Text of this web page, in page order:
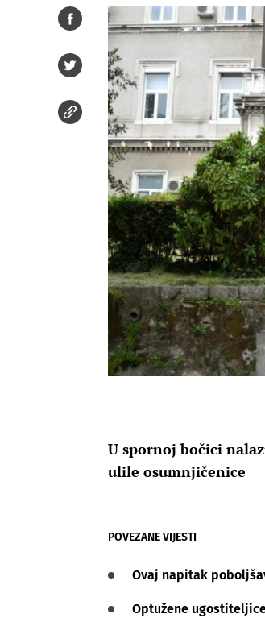
U spornoj bočici
ulile osumnjičenice
POVEZANE VIJESTI
Ovaj napitak
Optužene